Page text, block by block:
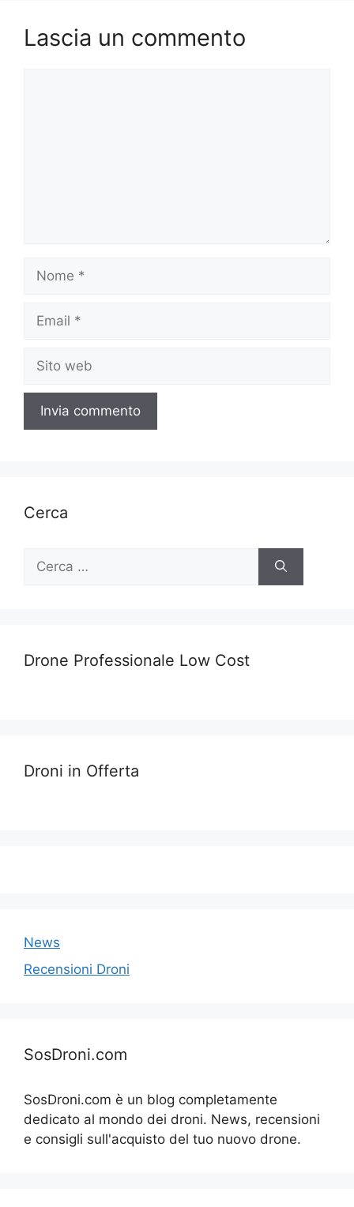
Lascia un commento
Nome
Email
Sito
web
Cerca
Ricerca
Drone Professionale Low Cost
Droni in Offerta
News
Recensioni Droni
SosDroni.com
SosDroni.com è un blog completamente
dedicato al mondo dei droni. News, recensioni
e consigli sull'acquisto del tuo nuovo drone.